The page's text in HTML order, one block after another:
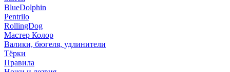
BlueDolphin
Pentrilo
RollingDog
Мастер Колор
Валики, бюгеля, удлинители
Тёрки
Правила